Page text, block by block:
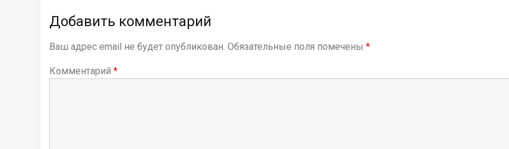
а
ц
и
я
Добавить комментарий
Ваш адрес email не будет опубликован. Обязательные поля помечены *
Комментарий *